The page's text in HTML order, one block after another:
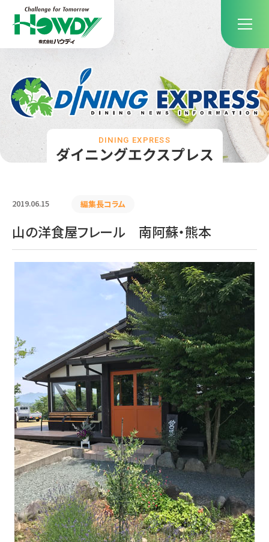
ダイニングエクスプレス
DINING EXPRESS
2019.06.15 編集長コラム
山の洋食屋フレール 南阿蘇・熊本